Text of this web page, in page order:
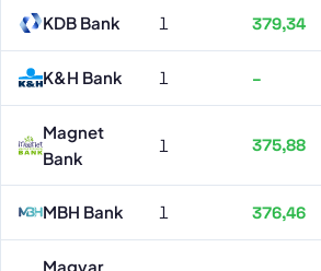
KDB Bank 1 379,34
K&H Bank 1 –
Magnet
Bank
1 375,88
MBH Bank 1 376,46
Magyar